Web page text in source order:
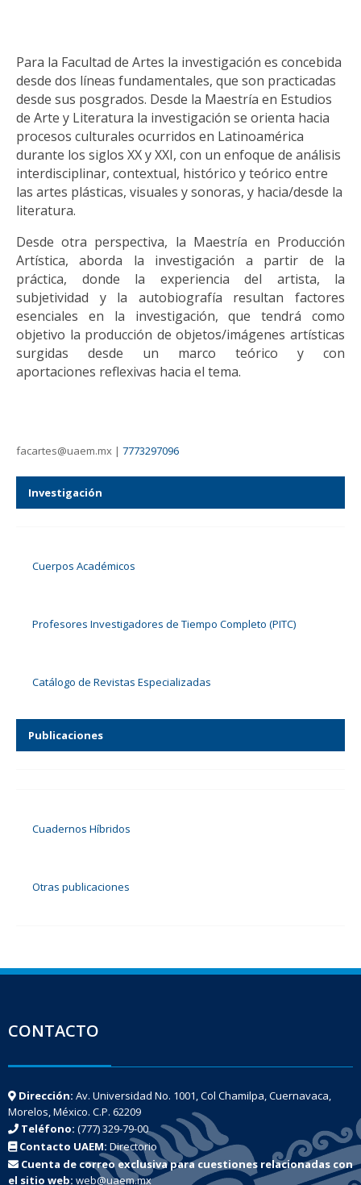
Para la Facultad de Artes la investigación es concebida
desde dos líneas fundamentales, que son practicadas
desde sus posgrados. Desde la Maestría en Estudios
de Arte y Literatura la investigación se orienta hacia
procesos culturales ocurridos en Latinoamérica
durante los siglos XX y XXI, con un enfoque de análisis
interdisciplinar, contextual, histórico y teórico entre
las artes plásticas, visuales y sonoras, y hacia/desde la
literatura.
Desde otra perspectiva, la Maestría en Producción
Artística, aborda la investigación a partir de la
práctica, donde la experiencia del artista, la
subjetividad y la autobiografía resultan factores
esenciales en la investigación, que tendrá como
objetivo la producción de objetos/imágenes artísticas
surgidas desde un marco teórico y con
aportaciones reflexivas hacia el tema.
facartes@uaem.mx | 7773297096
Investigación
Cuerpos Académicos
Profesores Investigadores de Tiempo Completo (PITC)
Catálogo de Revistas Especializadas
Publicaciones
Cuadernos Híbridos
Otras publicaciones
CONTACTO
Dirección: Av. Universidad No. 1001, Col Chamilpa, Cuernavaca,
Morelos, México. C.P. 62209
Teléfono: (777) 329-79-00
Contacto UAEM: Directorio
Cuenta de correo exclusiva para cuestiones relacionadas con
el sitio web: web@uaem.mx